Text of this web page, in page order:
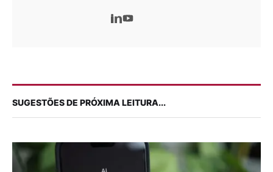
SUGESTÕES DE PRÓXIMA LEITURA...